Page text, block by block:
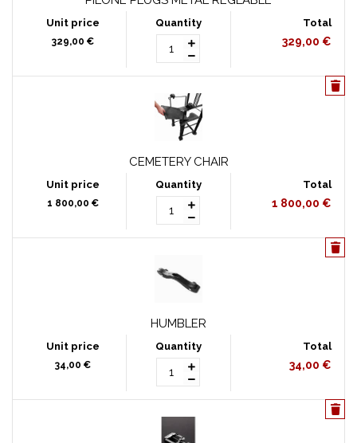
329,00 € 329,00 €
CEMETERY CHAIR
1 800,00 € 1 800,00 €
HUMBLER
34,00 € 34,00 €